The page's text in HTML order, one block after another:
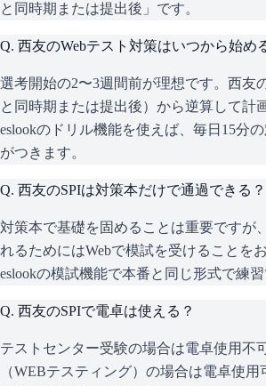
と同時期または提出後」です。
Q. 西友のWebテスト対策はいつから始め
選考開始の2〜3週間前が理想です。西友
と同時期または提出後）から逆算して計
eslookのドリル機能を使えば、毎日15分
がつきます。
Q. 西友のSPIは対策本だけで通過できる？
対策本で基礎を固めることは重要ですが
れるためにはWebで模試を受けることを
eslookの模試機能で本番と同じ形式で練習
Q. 西友のSPIで電卓は使える？
テストセンター受験の場合は電卓使用不
（WEBテスティング）の場合は電卓使